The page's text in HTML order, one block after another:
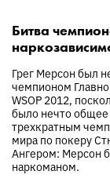
Битва
Грег Мерсон был
чемпионом
WSOP 2012,
было нечто общее
трехкратным
мира по покеру
Ангером: Мерсон
наркоманом.